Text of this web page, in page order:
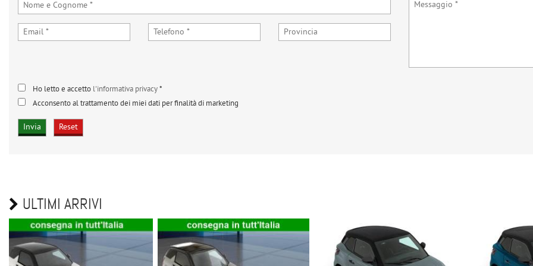
Ho letto e accetto l'informativa privacy*
Acconsento al trattamento dei miei dati per finalità di marketing
ULTIMI ARRIVI